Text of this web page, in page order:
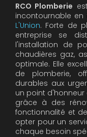
RCO Plomberie
incontournable
L'Union. Forte de
entreprise se
l'installation de
chaudières gaz,
optimale. Elle
de plomberie,
durables aux
un point
grâce à des
fonctionnalité et
opter pour un
chaque besoin